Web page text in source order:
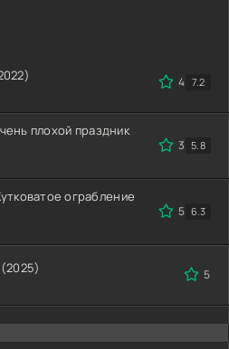
4.77.2
плохой праздник
3.55.8
ограбление
5 6.3
5